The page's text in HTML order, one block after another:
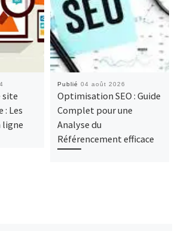
site
: Les
ligne
Publié 04 août 2026
Optimisation SEO : Guide
Complet pour une
Analyse du
Référencement efficace